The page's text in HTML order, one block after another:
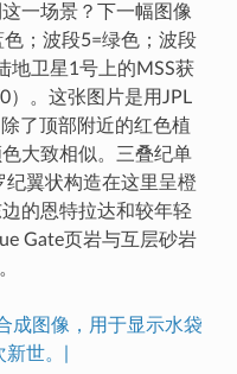
一场景？下一幅图像
；波段5=绿色；波段
地卫星1号上的MSS获
）。这张图片是用JPL
了顶部附近的红色植
大致相似。三叠纪单
翼状构造在这里呈橙
的恩特拉达和较年轻
Gate页岩与互层砂岩
成图像，用于显示水袋
世。|